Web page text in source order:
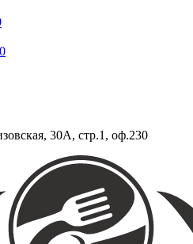
0
30А, стр.1, оф.230